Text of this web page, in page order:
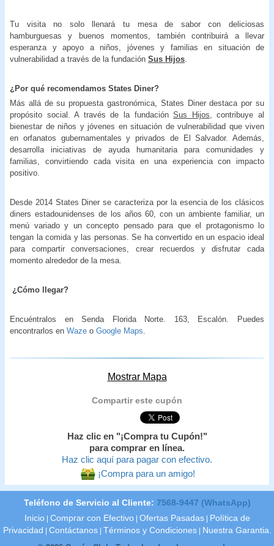
Tu visita no solo llenará tu mesa de sabor con deliciosas
hamburguesas y buenos momentos, también contribuirá a llevar
esperanza y apoyo a niños, jóvenes y familias en situación de
vulnerabilidad a través de la fundación Sus Hijos
¿Por qué recomendamos States Diner?
Más allá de su propuesta gastronómica, States Diner destaca por su
propósito social. A través de la fundaciónSus Hijos , contribuye al
bienestar de niños y jóvenes en situación de vulnerabilidad que viven
en orfanatos gubernamentales y privados de El Salvador. Además,
desarrolla iniciativas de ayuda humanitaria para comunidades y
familias, convirtiendo cada visita en una experiencia con impacto
positivo.
Desde 2014 States Diner se caracteriza por la esencia de los clásicos
diners estadounidenses de los años 60, con un ambiente familiar, un
menú variado y un concepto pensado para que el protagonismo lo
tengan la comida y las personas. Se ha convertido en un espacio ideal
para compartir conversaciones, crear recuerdos y disfrutar cada
momento alrededor de la mesa.
¿Cómo llegar?
Encuéntralos en Senda Florida Norte. 163, Escalón. Puedes
encontrarlos en Waze o Google Maps
Mostrar Mapa
Compartir este cupón
Haz clic en "¡Compra tu Cupón!"
para comprar en línea.
Haz clic aquí para pagar con efectivo.
¡Compra para un amigo!
Teléfono de Servicio al Cliente: 7568-9447 (WhatsApp)
Inicio Comprar con Efectivo Ofertas Pasadas
Política de
Privacidad
Contáctanos Términos y Condiciones
Nuestra Garantia.